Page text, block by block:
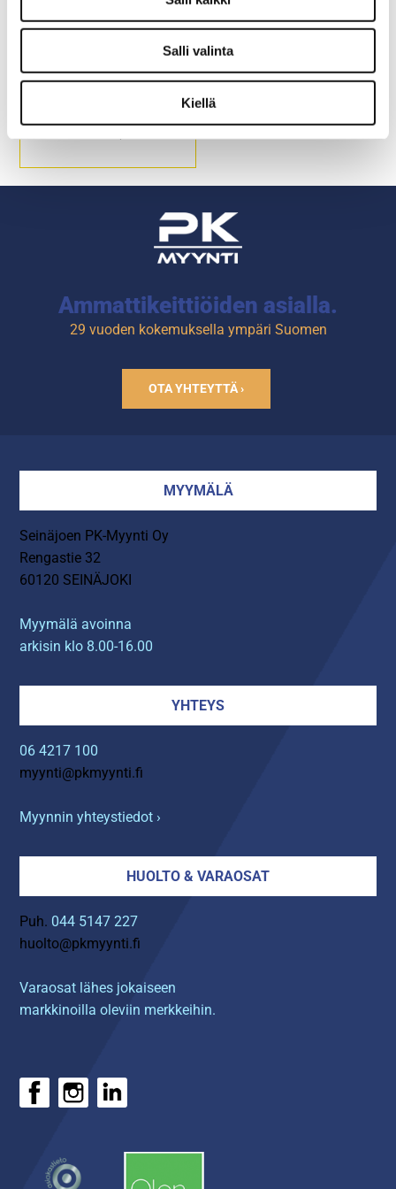
Salli valinta
Kiellä
pumpulla 2,5L
Ammattikeittiöiden asialla.
29 vuoden kokemuksella ympäri Suomen
OTA YHTEYTTÄ ›
MYYMÄLÄ
Seinäjoen PK-Myynti Oy
Rengastie 32
60120 SEINÄJOKI
Myymälä avoinna
arkisin klo 8.00-16.00
YHTEYS
06 4217 100
myynti@pkmyynti.fi
Myynnin yhteystiedot ›
HUOLTO & VARAOSAT
Puh. 044 5147 227
huolto@pkmyynti.fi
Varaosat lähes jokaiseen
markkinoilla oleviin merkkeihin.